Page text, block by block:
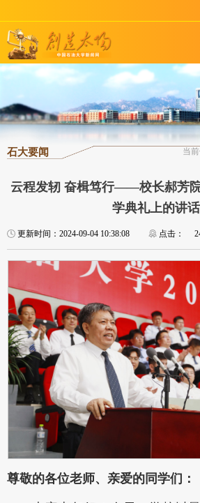
石大要闻 当
云程发轫 奋楫笃行——校长郝芳
学典礼上的讲话
更新时间：2024-09-04 10:38:08 点击：
尊敬的各位老师、亲爱的同学们：